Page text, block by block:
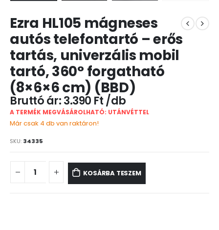
Ezra HL105 mágneses
autós telefontartó – erős
tartás, univerzális mobil
tartó, 360° forgatható
(8×6×6 cm) (BBD)
3.390 Ft
A TERMÉK MEGVÁSÁROLHATÓ: UTÁNVÉTTEL
Már csak 4 db van raktáron!
SKU: 34335
KOSÁRBA TESZEM